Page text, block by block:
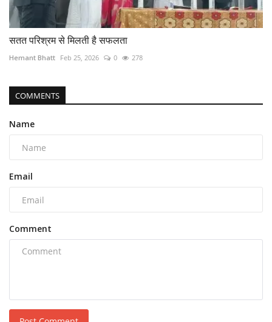
सतत परिश्रम से मिलती है सफलता
Hemant Bhatt Feb 25, 2026 0 278
COMMENTS
Name
Email
Comment